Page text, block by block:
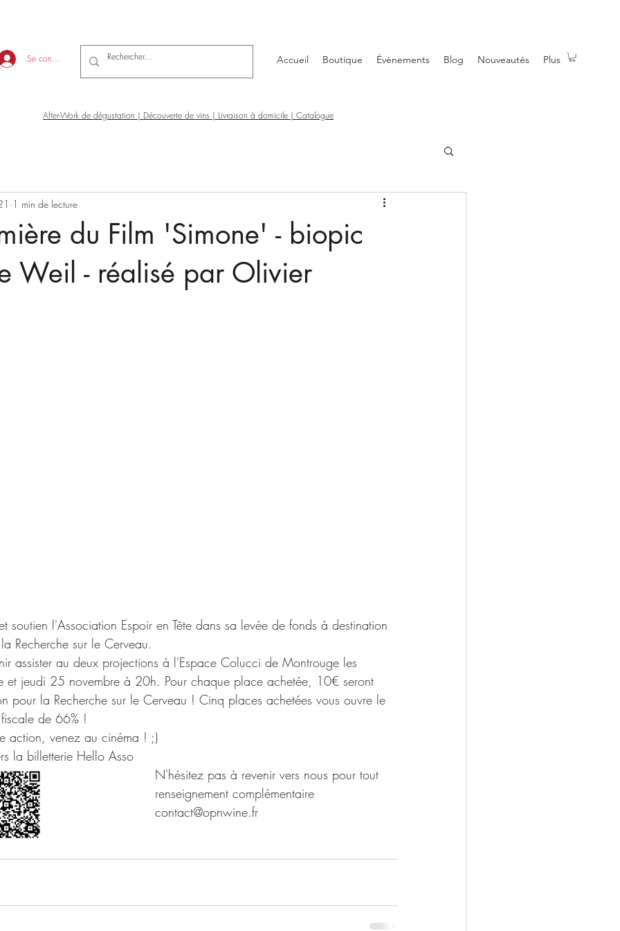
Se connecter Accueil Boutique Évènements Blog Nouveautés Plus
After-Work de dégustation | Découverte de vins | Livraison à domicile | Catalogue
du Film 'Simone' - biopic
Weil - réalisé par Olivier
1 min de lecture
soutien l'Association Espoir en Tête dans sa levée de fonds à destination
Recherche sur le Cerveau.
assister au deux projections à l'Espace Colucci de Montrouge les
et jeudi 25 novembre à 20h. Pour chaque place achetée, 10€ seront
pour la Recherche sur le Cerveau ! Cinq places achetées vous ouvre le
de 66% !
action, venez au cinéma ! ;)
la billetterie Hello Asso
N'hésitez pas à revenir vers nous pour tout
renseignement complémentaire
contact@opnwine.fr